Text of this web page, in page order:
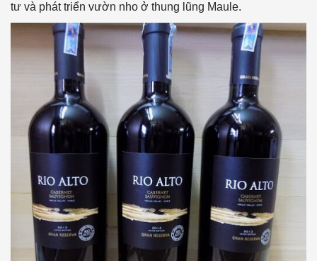
tư và phát triển vườn nho ở thung lũng Maule.